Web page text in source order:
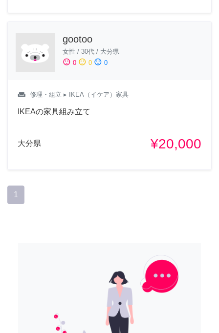
gootoo
女性 / 30代 / 大分県
sentiment_satisfied 0 sentiment_neutral 0 sentiment_dissatisfied 0
weekend 修理・組立 ▸ IKEA（イケア）家具
IKEAの家具組み立て
大分県 ¥20,000
1